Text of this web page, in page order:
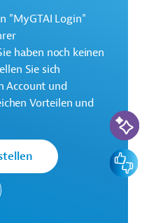
AFD
.
Schwerpunkte,
zur
"MyGTAI Login"
haben noch keinen
Sie sich
Account und
Vorteilen und
KI-